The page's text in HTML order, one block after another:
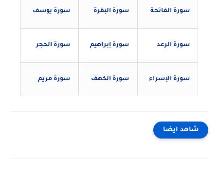
سورة الفاتحة سورة البقرة سورة يوسف
سورة الرعد سورة إبراهيم سورة الحجر
سورة الإسراء سورة الكهف سورة مريم
شاهد ايضا